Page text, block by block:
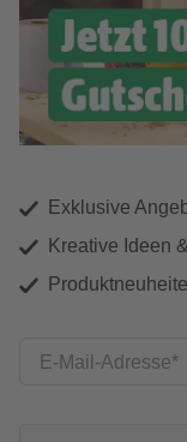
Exklusive
Kreative Ideen
E-Mail-Adresse